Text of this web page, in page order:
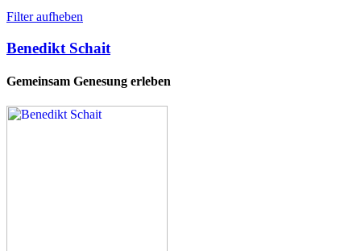
Filter aufheben
Benedikt Schait
Gemeinsam Genesung erleben